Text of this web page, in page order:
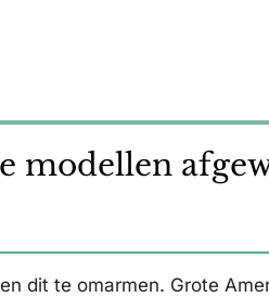
modellen
dit te omarmen. Grote